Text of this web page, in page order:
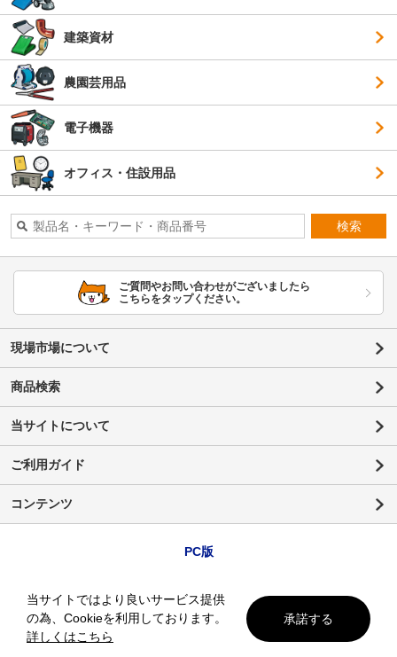
建築資材
農園芸用品
電子機器
オフィス・住設用品
検索
ご質問やお問い合わせがございましたら
こちらをタップください。
現場市場について
商品検索
当サイトについて
ご利用ガイド
コンテンツ
PC版
当サイトではより良いサービス提供
の為、Cookieを利用しております。
詳しくはこちら
承諾する